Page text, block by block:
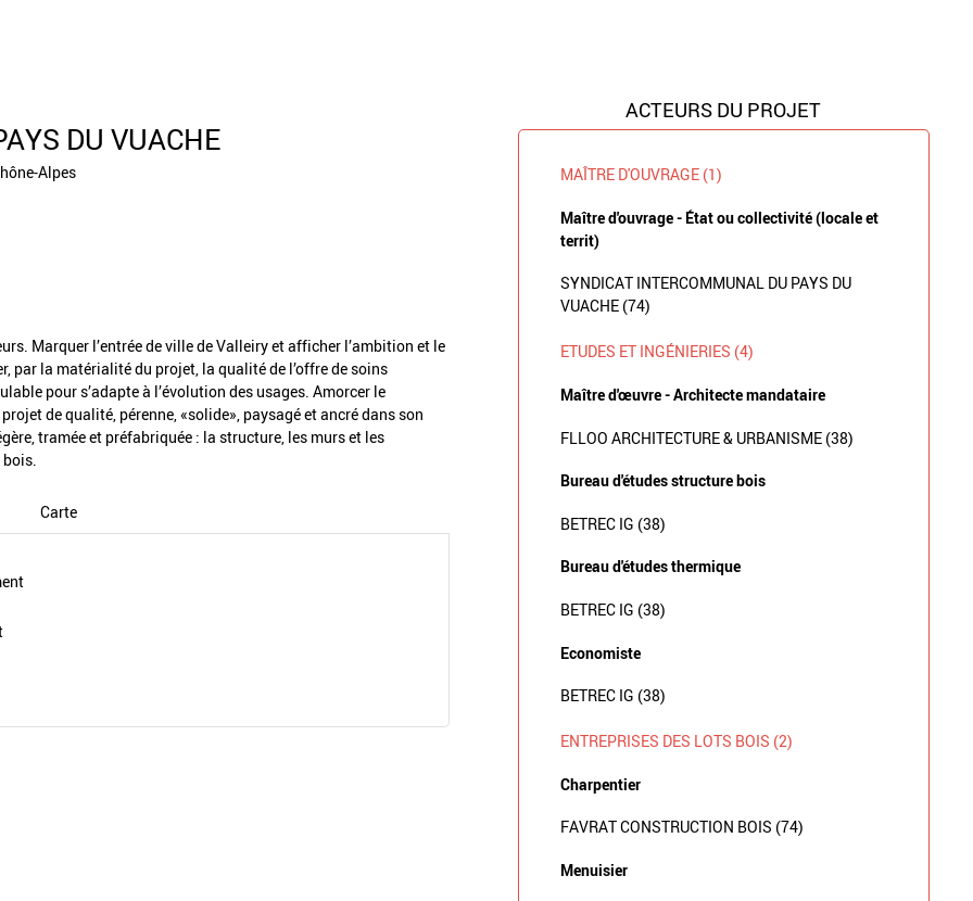
DU VUACHE
Alpes
Marquer l’entrée de ville de Valleiry et afficher l’ambition et le
par la matérialité du projet, la qualité de l’offre de soins
pour s’adapte à l’évolution des usages. Amorcer le
de qualité, pérenne, «solide», paysagé et ancré dans son
tramée et préfabriquée : la structure, les murs et les
Carte
ACTEURS DU PROJET
MAÎTRE D'OUVRAGE (1)
Maître d'ouvrage - État ou collectivité (locale et
territ)
SYNDICAT INTERCOMMUNAL DU PAYS DU
VUACHE (74)
ETUDES ET INGÉNIERIES (4)
Maître d'œuvre - Architecte mandataire
FLLOO ARCHITECTURE & URBANISME (38)
Bureau d'études structure bois
BETREC IG (38)
Bureau d'études thermique
BETREC IG (38)
Economiste
BETREC IG (38)
ENTREPRISES DES LOTS BOIS (2)
Charpentier
FAVRAT CONSTRUCTION BOIS (74)
Menuisier